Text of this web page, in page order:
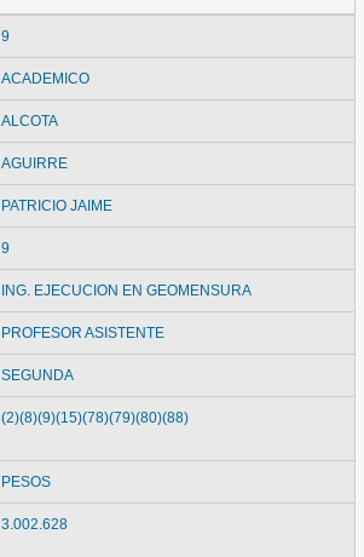
9
ACADEMICO
ALCOTA
AGUIRRE
PATRICIO JAIME
9
ING. EJECUCION EN GEOMENSURA
PROFESOR ASISTENTE
SEGUNDA
(2)(8)(9)(15)(78)(79)(80)(88)
PESOS
3.002.628